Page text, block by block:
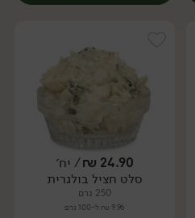
יח׳
24.90
₪/ יח׳
סלט חציל בולגרית
250 גרם
9.96 ₪ ל-100 גרם